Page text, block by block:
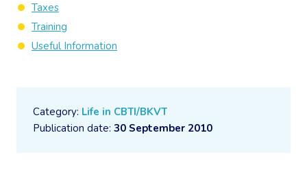
Category: Life in CBTI/BKVT
Publication date: 30 September 2010
Taxes
Training
Useful Information